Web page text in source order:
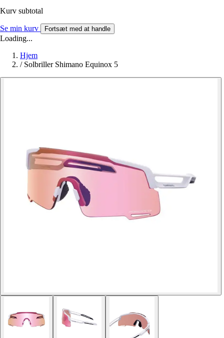
Kurv subtotal
Se min kurv Fortsæt med at handle
Loading...
Hjem
/ Solbriller Shimano Equinox 5